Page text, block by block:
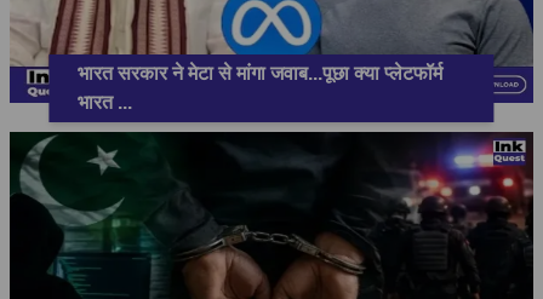
भारत सरकार ने मेटा से मांगा जवाब...पूछा क्या प्लेटफॉर्म
भारत...